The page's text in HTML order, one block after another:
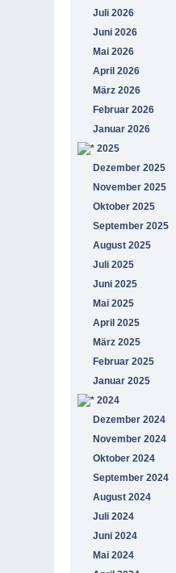
Juli 2026
Juni 2026
Mai 2026
April 2026
März 2026
Februar 2026
Januar 2026
2025
Dezember 2025
November 2025
Oktober 2025
September 2025
August 2025
Juli 2025
Juni 2025
Mai 2025
April 2025
März 2025
Februar 2025
Januar 2025
2024
Dezember 2024
November 2024
Oktober 2024
September 2024
August 2024
Juli 2024
Juni 2024
Mai 2024